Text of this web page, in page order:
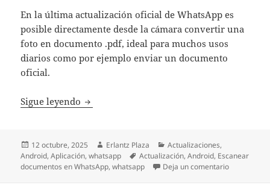
En la última actualización oficial de WhatsApp es
posible directamente desde la cámara convertir una
foto en documento .pdf, ideal para muchos usos
diarios como por ejemplo enviar un documento
oficial.
Sigue leyendo Escanear documentos en WhatsApp es
Publicado
el
12 octubre, 2025 Autor
Erlantz Plaza Categorías
Actualizaciones,
Android,Aplicación,whatsapp Etiquetas
Actualización,Android, Escanear
documentos en WhatsApp,whatsapp Deja un comentarioen